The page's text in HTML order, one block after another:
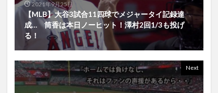
2021年9月25日
【MLB】大谷3試合11四球でメジャータイ記録達
成… 筒香は本日ノーヒット！澤村2回1/3も投げ
る！
Next